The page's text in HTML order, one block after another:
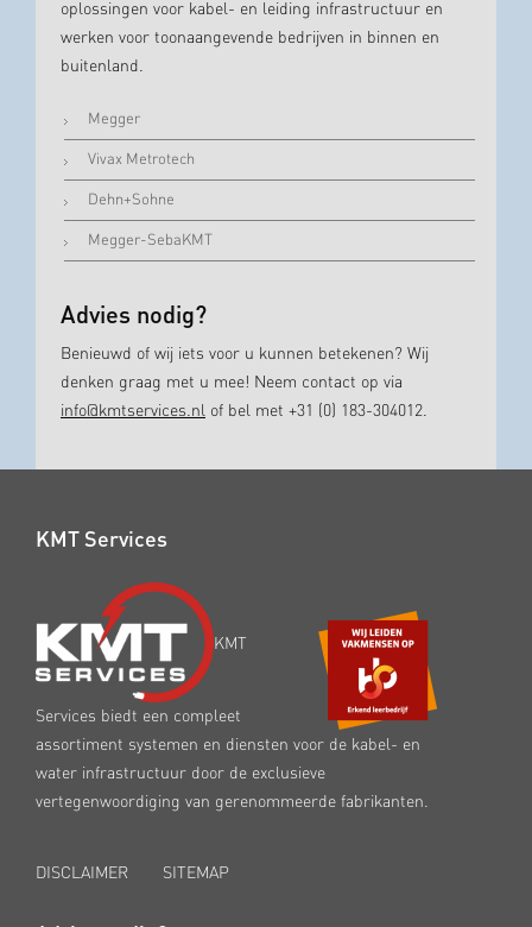
oplossingen voor kabel- en leiding infrastructuur en
werken voor toonaangevende bedrijven in binnen en
buitenland.
Megger
Vivax Metrotech
Dehn+Sohne
Megger-SebaKMT
Advies nodig?
Benieuwd of wij iets voor u kunnen betekenen? Wij
denken graag met u mee! Neem contact op via
info@kmtservices.nl of bel met +31 (0) 183-304012.
KMT Services
KMT
Services biedt een compleet
assortiment systemen en diensten voor de kabel- en
water infrastructuur door de exclusieve
vertegenwoordiging van gerenommeerde fabrikanten.
DISCLAIMER SITEMAP